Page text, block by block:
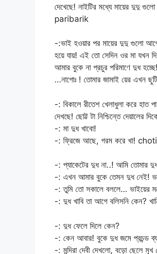
দেখেছে! নাইটির মধ্যে মায়ের দুদু
paribarik
-:ভাই হওয়ার পর মায়ের দুদু গুলো
হয়ে যায়! এই তো সেদিন ওর মা যখন
আমার বুকে না প্রচুর পরিমাণে দুধ
…নাগোঃ ! তোমার জামাই য়ের এখন
-: বিকালে রীতেশ খেলাধুলা করে হাত
দেখছে! ছোট্ট টা নিশ্চিন্তে
-: মা দুধ খাবো!
-: ফ্রিজে আছে, গরম করে খা!
-: প্যাকেটের দুধ না..! আমি তোমার
-: এখন আমার বুকে তেমন দুধ নেই!
-: তুমি তো সকালে বললে… ভাইয়ের
-: দুধ খাবি তা আগে বলিসনি কেন?
-: দুধ ফেলে দিলে কেন?
-: কেন আবার! বুকে দুধ জমে প্রচন্ড
-: মন্দিরা দেবী দেখলো, বড়ো ছেলে